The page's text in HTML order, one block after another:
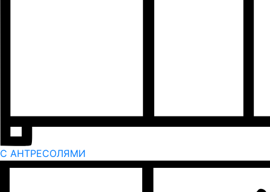
С АНТРЕСОЛЯМИ